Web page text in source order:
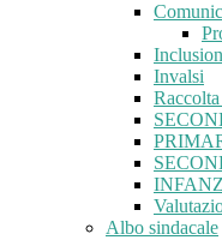
Invalsi
Albo sindacale